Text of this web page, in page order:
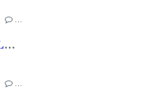
…
[REVUE CINEMA BLU-RAY] SHELTER
…